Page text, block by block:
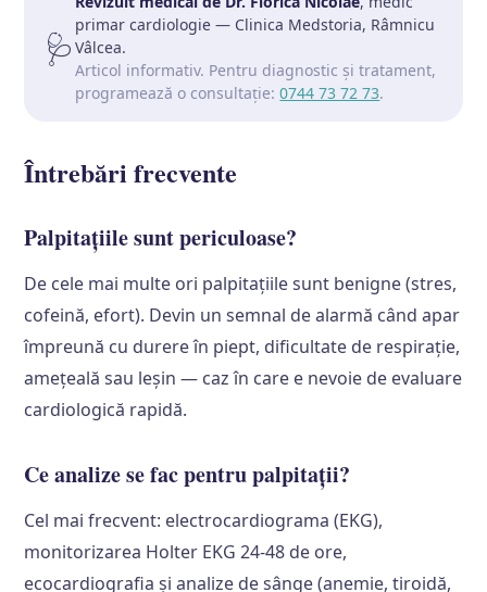
🩺
primar cardiologie — Clinica Medstoria, Râmnicu
Vâlcea.
Articol informativ. Pentru diagnostic și tratament,
programează o consultație:0744 73 72 73.
Întrebări frecvente
Palpitațiile sunt periculoase?
De cele mai multe ori palpitațiile sunt benigne (stres,
cofeină, efort). Devin un semnal de alarmă când apar
împreună cu durere în piept, dificultate de respirație,
amețeală sau leșin — caz în care e nevoie de evaluare
cardiologică rapidă.
Ce analize se fac pentru palpitații?
Cel mai frecvent: electrocardiograma (EKG),
monitorizarea Holter EKG 24-48 de ore,
ecocardiografia și analize de sânge (anemie, tiroidă,